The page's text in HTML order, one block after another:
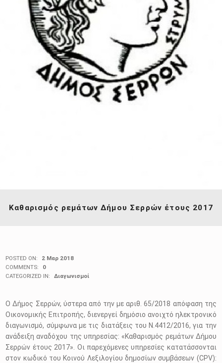
Καθαρισμός ρεμάτων Δήμου Σερρών έτους 2017
POSTED ON:
2 Μαρ 2018
COMMENTS:
0
CATEGORIZED IN:
Διαγωνισμοί
Ο Δήμος Σερρών, ύστερα από την με αριθ. 65/2018 απόφαση της
Οικονομικής Επιτροπής, διενεργεί δημόσιο ανοιχτό ηλεκτρονικό
διαγωνισμό, σύμφωνα με τις διατάξεις του Ν.4412/2016, για την
ανάδειξη αναδόχου της υπηρεσίας: «Καθαρισμός ρεμάτων Δήμου
Σερρών έτους 2017». Οι παρεχόμενες υπηρεσίες κατατάσσονται
στον κωδικό του Κοινού Λεξιλογίου δημοσίων συμβάσεων (CPV):